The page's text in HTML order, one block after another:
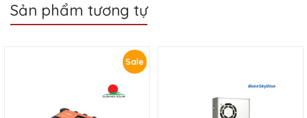
Sản phẩm tương tự
Sale